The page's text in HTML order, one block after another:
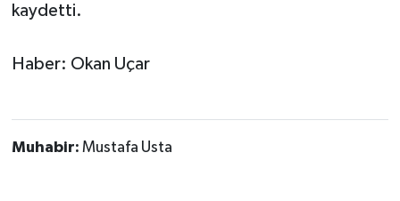
kaydetti.
Haber: Okan Uçar
Muhabir: Mustafa Usta